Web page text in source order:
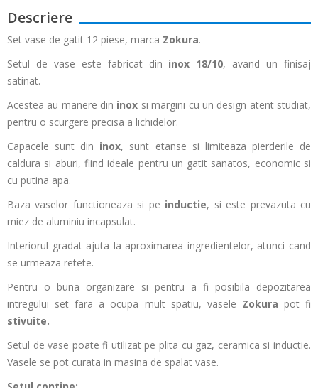
Descriere
Set vase de gatit 12 piese, marca Zokura.
Setul de vase este fabricat din inox 18/10, avand un finisaj
satinat.
Acestea au manere din inox si margini cu un design atent studiat,
pentru o scurgere precisa a lichidelor.
Capacele sunt din inox, sunt etanse si limiteaza pierderile de
caldura si aburi, fiind ideale pentru un gatit sanatos, economic si
cu putina apa.
Baza vaselor functioneaza si pe inductie, si este prevazuta cu
miez de aluminiu incapsulat.
Interiorul gradat ajuta la aproximarea ingredientelor, atunci cand
se urmeaza retete.
Pentru o buna organizare si pentru a fi posibila depozitarea
intregului set fara a ocupa mult spatiu, vasele Zokura pot fi
stivuite.
Setul de vase poate fi utilizat pe plita cu gaz, ceramica si inductie.
Vasele se pot curata in masina de spalat vase.